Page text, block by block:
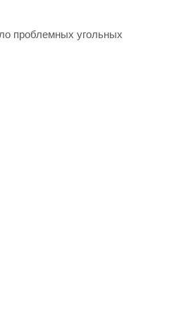
проблемных угольных